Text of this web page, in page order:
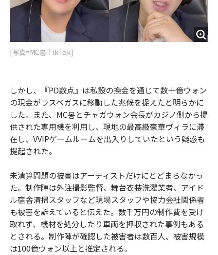
[写真=MC몽 TikTok]
しかし、『PD数点』は私設の換金を通じて数十億ウォン
の現金がラスベガスに移動した兆候を捉えたと明らかに
した。また、MC몽とチャガウォン会長がカジノ側から提
供された専用機を利用し、現地の最高級豪華ヴィラに滞
在し、VVIPゲームルームを出入りしていたという疑惑も
提起された。
未清算問題の被害はアーティストだけにとどまらなかっ
た。制作陣は外注撮影監督、舞台衣装洗濯業者、アイド
ル宿舎清掃スタッフなど現場スタッフや協力会社関係者
も被害を訴えていると伝えた。数千万円の制作費を受け
取れず、機材を処分したり車両を押収された事例もある
とされる。制作陣が確認した被害者は数百人、被害規模
は100億ウォン以上と推定される。